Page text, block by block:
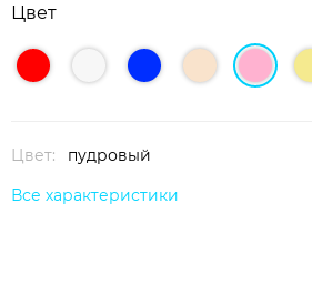
Цвет
Цвет:
пудровый
Все характеристики